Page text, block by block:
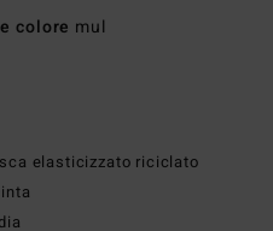
colore mul
elasticizzato riciclato